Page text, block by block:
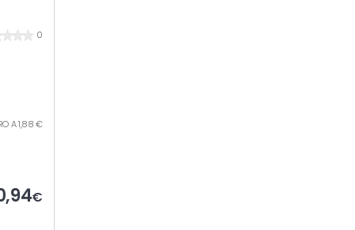
0
A 1,88 €
€